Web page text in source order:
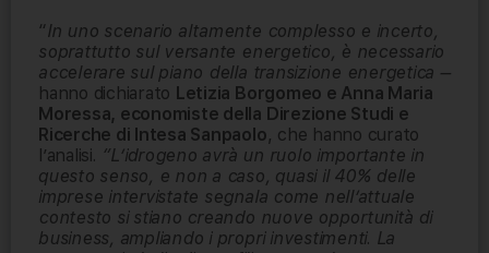
“In uno scenario altamente complesso e incerto,
soprattutto sul versante energetico, è necessario
accelerare sul piano della transizione energetica –
hanno dichiarato Letizia Borgomeo e Anna Maria
Moressa, economiste della Direzione Studi e
Ricerche di Intesa Sanpaolo, che hanno curato
l’analisi. “L’idrogeno avrà un ruolo importante in
questo senso, e non a caso, quasi il 40% delle
imprese intervistate segnala come nell’attuale
contesto si stiano creando nuove opportunità di
business, ampliando i propri investimenti. La